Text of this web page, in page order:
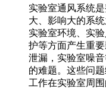
实验室通风系统
大、影响大的系
实验室环境、实
护等方面产生重
泄漏，实验室噪
的难题。这些问
工作在实验室周